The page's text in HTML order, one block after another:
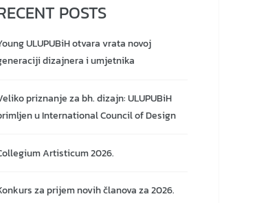
POSTS
ULUPUBiH otvara vrata novoj
dizajnera i umjetnika
priznanje za bh. dizajn: ULUPUBiH
u International Council of Design
Artisticum 2026.
za prijem novih članova za 2026.